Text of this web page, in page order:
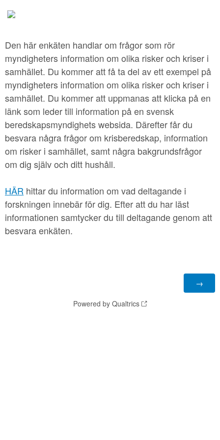
Den här enkäten handlar om frågor som rör
myndigheters information om olika risker och kriser i
samhället. Du kommer att få ta del av ett exempel på
myndigheters information om olika risker och kriser i
samhället. Du kommer att uppmanas att klicka på en
länk som leder till information på en svensk
beredskapsmyndighets websida. Därefter får du
besvara några frågor om krisberedskap, information
om risker i samhället, samt några bakgrundsfrågor
om dig själv och ditt hushåll.
HÄR hittar du information om vad deltagande i
forskningen innebär för dig. Efter att du har läst
informationen samtycker du till deltagande genom att
besvara enkäten.
Powered by Qualtrics